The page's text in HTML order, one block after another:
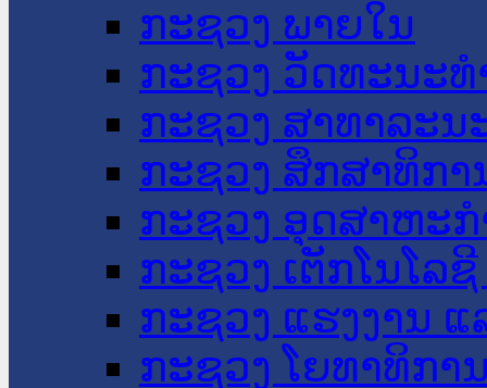
ກະຊວງ ພາຍໃນ
ກະຊວງ ວັດທະນະ
ກະຊວງ ສາທາລະນ
ກະຊວງ ສຶກສາທິກາ
ກະຊວງ ອຸດສາຫະ
ກະຊວງ ເຕັກໂນໂລ
ກະຊວງ ແຮງງານ
ກະຊວງ ໂຍທາທິກາ